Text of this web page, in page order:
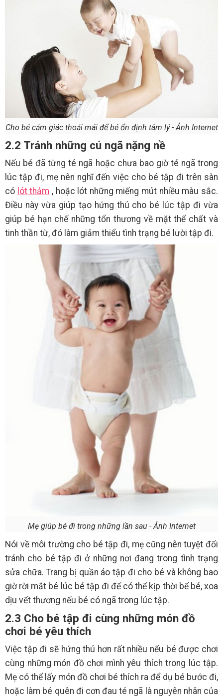
Cho bé cảm giác thoải mái để bé ổn định tâm lý - Ảnh Internet
2.2 Tránh những cú ngã nặng nề
Nếu bé đã từng té ngã hoặc chưa bao giờ té ngã trong
lúc tập đi, mẹ nên nghĩ đến việc cho bé tập đi trên sàn
có lót thảm , hoặc lót những miếng mút nhiều màu sắc.
Điều này vừa giúp tạo hứng thú cho bé lúc tập đi vừa
giúp bé hạn chế những tổn thương về mặt thể chất và
tinh thần từ, đó làm giảm thiểu tình trạng bé lười tập đi.
Mẹ giúp bé đi trong những lần sau - Ảnh Internet
Nói về môi trường cho bé tập đi, mẹ cũng nên tuyệt đối
tránh cho bé tập đi ở những nơi đang trong tình trạng
sửa chữa. Trang bị quần áo tập đi cho bé và không bao
giờ rời mắt bé lúc bé tập đi để có thể kịp thời bế bé, xoa
dịu vết thương nếu bé có ngã trong lúc tập.
2.3 Cho bé tập đi cùng những món đồ
chơi bé yêu thích
Việc tập đi sẽ hứng thú hơn rất nhiều nếu bé được chơi
cùng những món đồ chơi mình yêu thích trong lúc tập.
Mẹ có thể lấy món đồ chơi bé thích ra để dụ bé bước đi,
hoặc làm bé quên đi cơn đau té ngã là nguyên nhân của